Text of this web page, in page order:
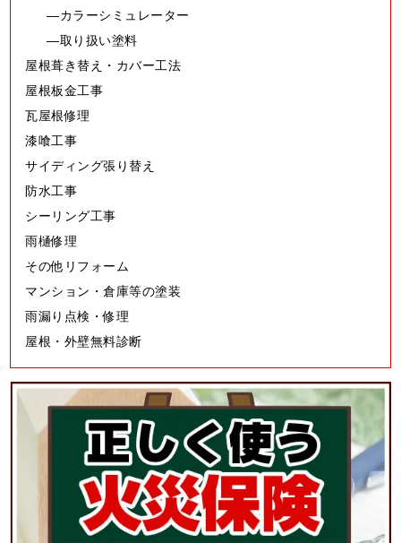
カラーシミュレーター
取り扱い塗料
屋根葺き替え・カバー工法
屋根板金工事
瓦屋根修理
漆喰工事
サイディング張り替え
防水工事
シーリング工事
雨樋修理
その他リフォーム
マンション・倉庫等の塗装
雨漏り点検・修理
屋根・外壁無料診断